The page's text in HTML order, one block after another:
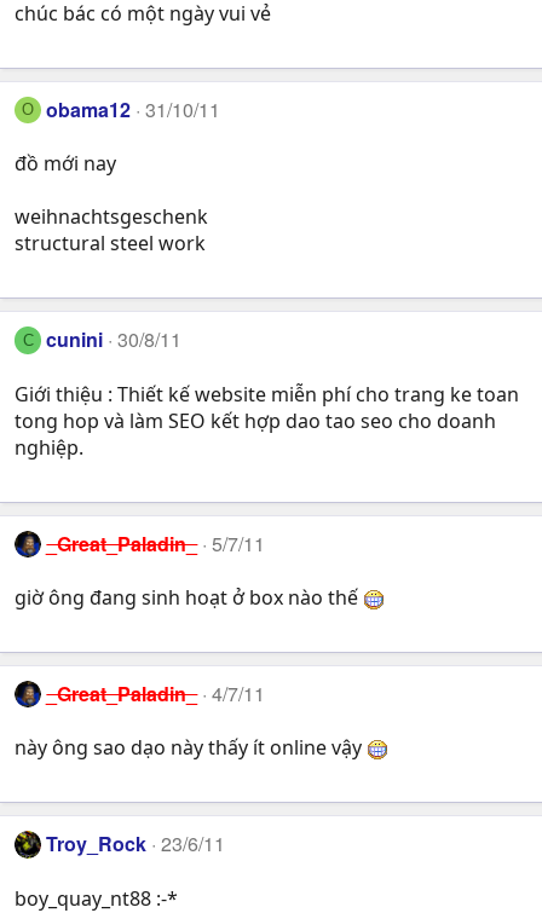
chúc bác có một ngày vui vẻ
O obama12 31/10/11
đồ mới nay
weihnachtsgeschenk
structural steel work
C cunini 30/8/11
Giới thiệu : Thiết kế website miễn phí cho trang ke toan
tong hop và làm SEO kết hợp dao tao seo cho doanh
nghiệp.
_Great_Paladin_ 5/7/11
giờ ông đang sinh hoạt ở box nào thế
_Great_Paladin_ 4/7/11
này ông sao dạo này thấy ít online vậy
Troy_Rock 23/6/11
boy_quay_nt88 :-*